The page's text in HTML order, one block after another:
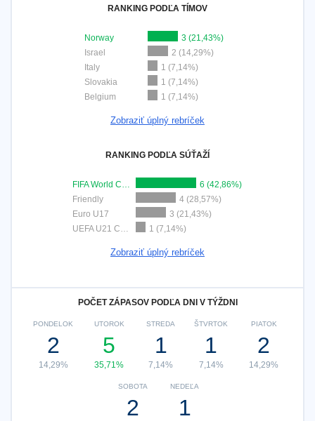
RANKING PODĽA TÍMOV
Norway
3 (21,43%)
Israel
2 (14,29%)
Italy
1 (7,14%)
Slovakia
1 (7,14%)
Belgium
1 (7,14%)
Zobraziť úplný rebríček
RANKING PODĽA SÚŤAŽÍ
FIFA World Cup 2026
6 (42,86%)
Friendly
4 (28,57%)
Euro U17
3 (21,43%)
UEFA U21 Championship
1 (7,14%)
Zobraziť úplný rebríček
POČET ZÁPASOV PODĽA DNI V TÝŽDNI
PONDELOK
2
14,29%
UTOROK
5
35,71%
STREDA
1
7,14%
ŠTVRTOK
1
7,14%
PIATOK
2
14,29%
SOBOTA
2
NEDEĽA
1